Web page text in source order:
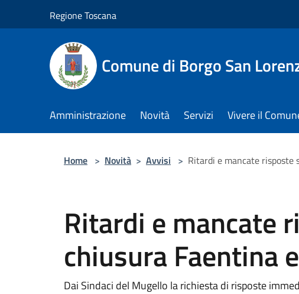
Regione Toscana
Comune di Borgo San
Amministrazione Novità Servizi Vivere il
Home > Novità > Avvisi > Ritardi e mancate risposte
Ritardi e mancate
chiusura Faentina
Dai Sindaci del Mugello la richiesta di risposte